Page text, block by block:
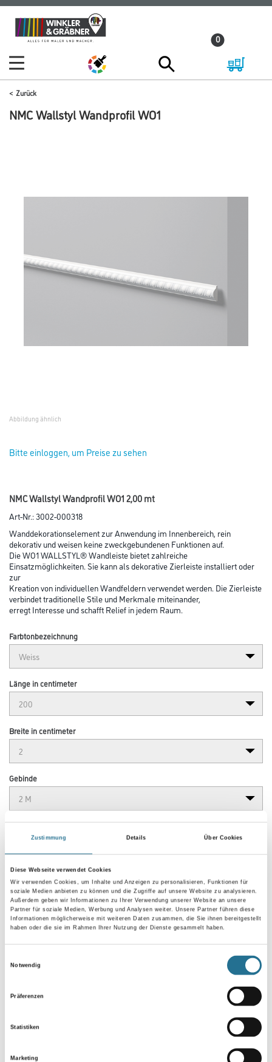
Zustimmung Details Über Cookies
Diese Webseite verwendet Cookies
Wir verwenden Cookies, um Inhalte und Anzeigen zu personalisieren, Funktionen für
soziale Medien anbieten zu können und die Zugriffe auf unsere Website zu analysieren.
Außerdem geben wir Informationen zu Ihrer Verwendung unserer Website an unsere
Partner für soziale Medien, Werbung und Analysen weiter. Unsere Partner führen diese
Informationen möglicherweise mit weiteren Daten zusammen, die Sie ihnen bereitgestellt
haben oder die sie im Rahmen Ihrer Nutzung der Dienste gesammelt haben.
Notwendig
Präferenzen
Statistiken
Marketing
Zum
Inhalt
Zum
Navigationsmenü
0
Zurück
NMC Wallstyl Wandprofil WO1
Abbildung ähnlich
Bitte einloggen, um Preise zu sehen
NMC Wallstyl Wandprofil WO1 2,00 mt
Art-Nr.:3002-000318
Wanddekorationselement zur Anwendung im Innenbereich, rein
dekorativ und weisen keine zweckgebundenen Funktionen auf.
Die WO1 WALLSTYL® Wandleiste bietet zahlreiche
Einsatzmöglichkeiten. Sie kann als dekorative Zierleiste installiert oder
zur
Kreation von individuellen Wandfeldern verwendet werden. Die Zierleiste
verbindet traditionelle Stile und Merkmale miteinander,
erregt Interesse und schafft Relief in jedem Raum.
Farbtonbezeichnung
Länge in centimeter
Breite in centimeter
Gebinde
Umrechnungsfaktoren